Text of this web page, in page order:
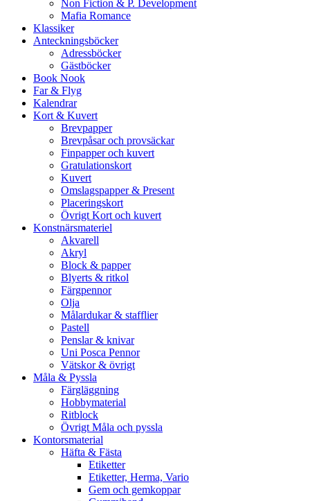
Non Fiction & P. Development
Mafia Romance
Klassiker
Anteckningsböcker
Adressböcker
Gästböcker
Book Nook
Far & Flyg
Kalendrar
Kort & Kuvert
Brevpapper
Brevpåsar och provsäckar
Finpapper och kuvert
Gratulationskort
Kuvert
Omslagspapper & Present
Placeringskort
Övrigt Kort och kuvert
Konstnärsmateriel
Akvarell
Akryl
Block & papper
Blyerts & ritkol
Färgpennor
Olja
Målardukar & stafflier
Pastell
Penslar & knivar
Uni Posca Pennor
Vätskor & övrigt
Måla & Pyssla
Färgläggning
Hobbymaterial
Ritblock
Övrigt Måla och pyssla
Kontorsmaterial
Häfta & Fästa
Etiketter
Etiketter, Herma, Vario
Gem och gemkoppar